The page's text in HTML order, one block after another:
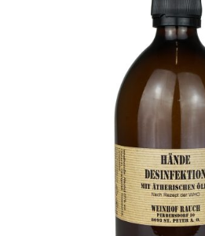
Shop
Kontakt